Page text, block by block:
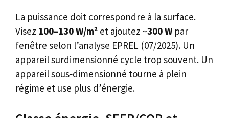
La puissance doit correspondre à la surface.
Visez 100–130 W/m² et ajoutez ~300 Wpar
fenêtre selon l’analyse EPREL (07/2025). Un
appareil surdimensionné cycle trop souvent. Un
appareil sous‑dimensionné tourne à plein
régime et use plus d’énergie.